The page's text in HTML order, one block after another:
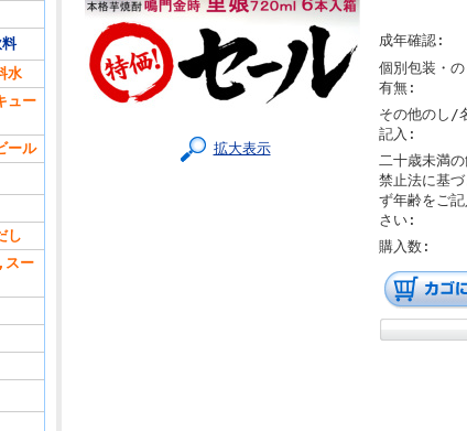
水
ュー
ール
し
ー
拡大表示
成年確認:
個別包装・
有無:
その他のし/
記入:
二十歳未満
禁止法に基
ず年齢をご
さい:
購入数: